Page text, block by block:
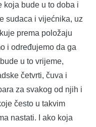
koja bude u to doba i
sudaca i vijećnika, uz
prema položaju
i određujemo da ga
u to vrijeme,
četvrti, čuva i
za svakog od njih i
često u takvim
nastati. I ako koja